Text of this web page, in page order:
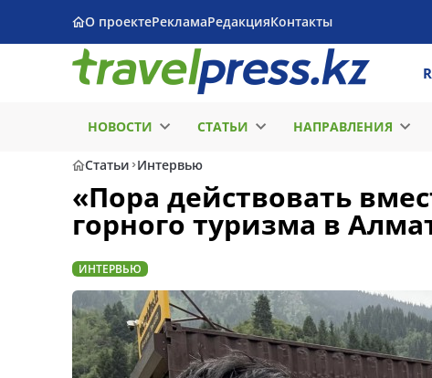
О проектеРекламаРедакцияКонтакты
НОВОСТИ СТАТЬИ НАПРАВЛЕНИЯ
Статьи Интервью
«Пора действовать
горного туризма в
ИНТЕРВЬЮ